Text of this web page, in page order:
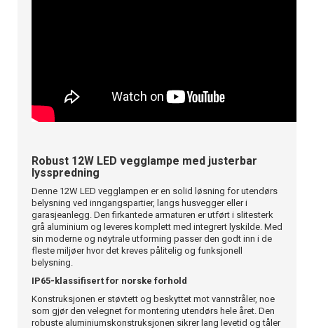
Robust 12W LED vegglampe med justerbar
lysspredning
Denne 12W LED vegglampen er en solid løsning for utendørs
belysning ved inngangspartier, langs husvegger eller i
garasjeanlegg. Den firkantede armaturen er utført i slitesterk
grå aluminium og leveres komplett med integrert lyskilde. Med
sin moderne og nøytrale utforming passer den godt inn i de
fleste miljøer hvor det kreves pålitelig og funksjonell
belysning.
IP65-klassifisert for norske forhold
Konstruksjonen er støvtett og beskyttet mot vannstråler, noe
som gjør den velegnet for montering utendørs hele året. Den
robuste aluminiumskonstruksjonen sikrer lang levetid og tåler